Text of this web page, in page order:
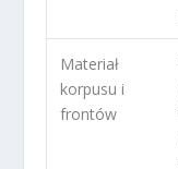
Materiał
korpusu i
frontów